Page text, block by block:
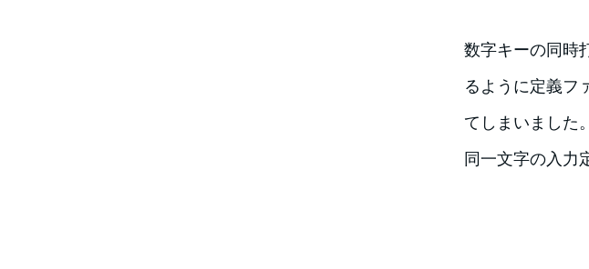
数字キーの同時
るように定義フ
てしまいました。
同一文字の入力